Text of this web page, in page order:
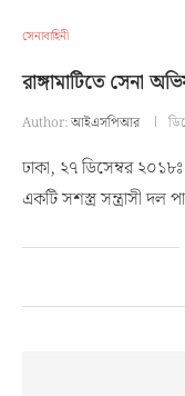
সেনাবাহিনী
রাঙ্গামাটিতে সেনা
Author:আইএসপিআর
ঢাকা, ২৭ ডিসেম্বর
একটি সশস্ত্র সন্ত্রাসী দল